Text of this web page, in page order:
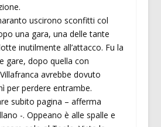
uscirono sconfitti col
una gara, una delle tante
inutilmente all’attacco. Fu la
gare, dopo quella con
avrebbe dovuto
per perdere entrambe.
subito pagina – afferma
-. Oppeano è alle spalle e